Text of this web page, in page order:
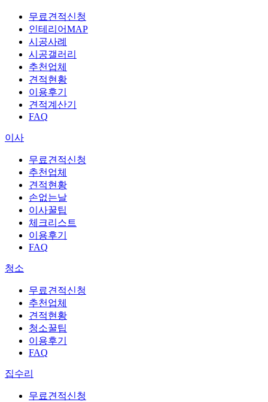
무료견적신청
인테리어MAP
시공사례
시공갤러리
추천업체
견적현황
이용후기
견적계산기
FAQ
이사
무료견적신청
추천업체
견적현황
손없는날
이사꿀팁
체크리스트
이용후기
FAQ
청소
무료견적신청
추천업체
견적현황
청소꿀팁
이용후기
FAQ
집수리
무료견적신청